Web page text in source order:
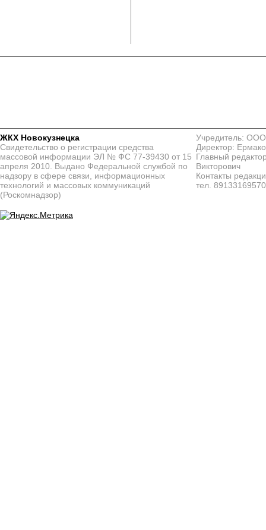
ЖКХ Новокузнецка
Свидетельство о регистрации средства
массовой информации ЭЛ № ФС 77-39430 от 15
апреля 2010. Выдано Федеральной службой по
надзору в сфере связи, информационных
технологий и массовых коммуникаций
(Роскомнадзор)
Учредитель:
Директор:
Главный
Викторович
Контакты
тел. 89133169570